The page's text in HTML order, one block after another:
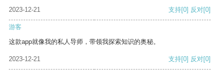
2023-12-21
支持[0] 反对[0]
游客
这款app就像我的私人导师，带领我探索知识的奥秘。
2023-12-21 支持[0] 反对[0]